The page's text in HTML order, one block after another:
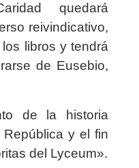
quedará
reivindicativo,
libros y tendrá
de Eusebio,
de la historia
y el fin
del Lyceum».